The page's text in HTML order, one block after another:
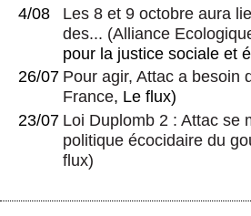
4/08
Les 8 et 9 octobre aura
des... (Alliance
pour la justice sociale et
26/07 Pour agir, Attac a besoin
France, Le flux)
23/07 Loi Duplomb 2 : Attac se
politique écocidaire du
flux)